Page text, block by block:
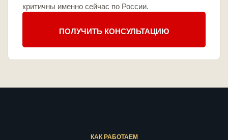
критичны именно сейчас по России.
ПОЛУЧИТЬ КОНСУЛЬТАЦИЮ
КАК РАБОТАЕМ